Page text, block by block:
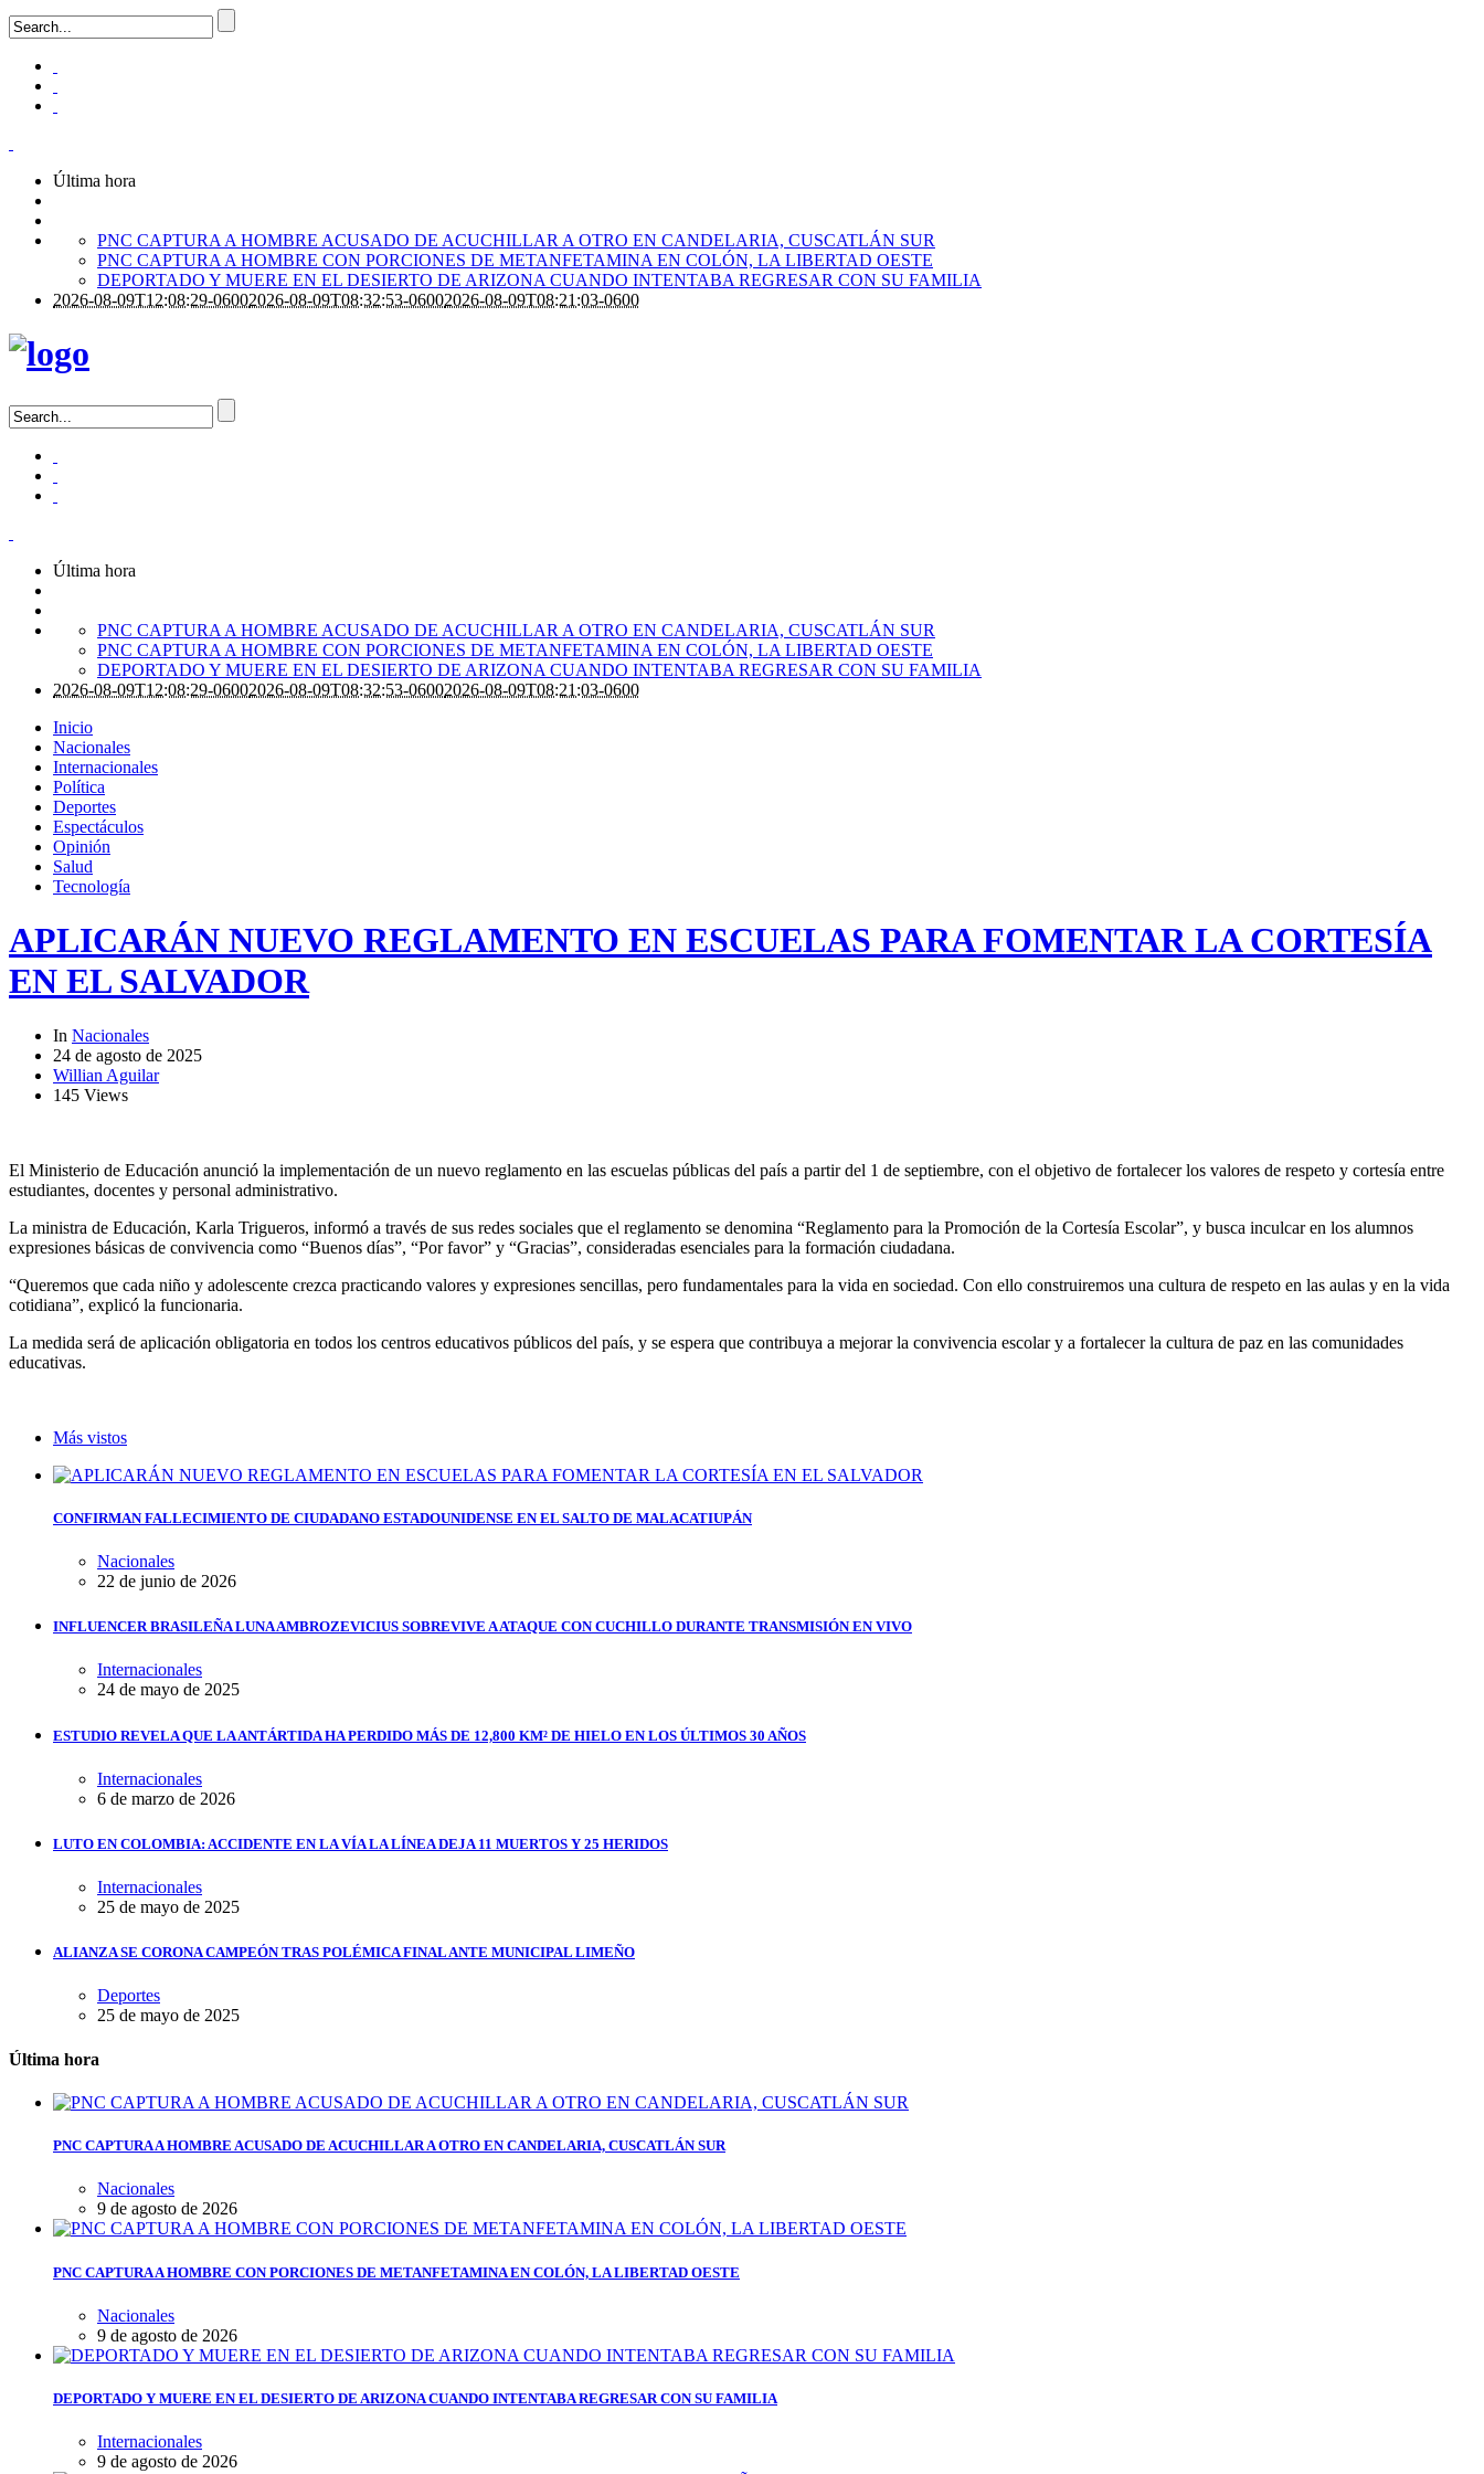
Última hora
PNC CAPTURA A HOMBRE ACUSADO DE ACUCHILLAR A OTRO EN CANDELARIA, CUSCATLÁN SUR
PNC CAPTURA A HOMBRE CON PORCIONES DE METANFETAMINA EN COLÓN, LA LIBERTAD OESTE
DEPORTADO Y MUERE EN EL DESIERTO DE ARIZONA CUANDO INTENTABA REGRESAR CON SU FAMILIA
2026-08-09T12:08:29-06002026-08-09T08:32:53-06002026-08-09T08:21:03-0600
Última hora
PNC CAPTURA A HOMBRE ACUSADO DE ACUCHILLAR A OTRO EN CANDELARIA, CUSCATLÁN SUR
PNC CAPTURA A HOMBRE CON PORCIONES DE METANFETAMINA EN COLÓN, LA LIBERTAD OESTE
DEPORTADO Y MUERE EN EL DESIERTO DE ARIZONA CUANDO INTENTABA REGRESAR CON SU FAMILIA
2026-08-09T12:08:29-06002026-08-09T08:32:53-06002026-08-09T08:21:03-0600
Inicio
Nacionales
Internacionales
Política
Deportes
Espectáculos
Opinión
Salud
Tecnología
APLICARÁN NUEVO REGLAMENTO EN ESCUELAS PARA FOMENTAR LA CORTESÍA
EN EL SALVADOR
In Nacionales
24 de agosto de 2025
Willian Aguilar
145 Views
El Ministerio de Educación anunció la implementación de un nuevo reglamento en las escuelas públicas del país a partir del 1 de septiembre, con el objetivo de fortalecer los valores de respeto y cortesía entre
estudiantes, docentes y personal administrativo.
La ministra de Educación, Karla Trigueros, informó a través de sus redes sociales que el reglamento se denomina “Reglamento para la Promoción de la Cortesía Escolar”, y busca inculcar en los alumnos
expresiones básicas de convivencia como “Buenos días”, “Por favor” y “Gracias”, consideradas esenciales para la formación ciudadana.
“Queremos que cada niño y adolescente crezca practicando valores y expresiones sencillas, pero fundamentales para la vida en sociedad. Con ello construiremos una cultura de respeto en las aulas y en la vida
cotidiana”, explicó la funcionaria.
La medida será de aplicación obligatoria en todos los centros educativos públicos del país, y se espera que contribuya a mejorar la convivencia escolar y a fortalecer la cultura de paz en las comunidades
educativas.
Más vistos
CONFIRMAN FALLECIMIENTO DE CIUDADANO ESTADOUNIDENSE EN EL SALTO DE MALACATIUPÁN
Nacionales
22 de junio de 2026
INFLUENCER BRASILEÑA LUNA AMBROZEVICIUS SOBREVIVE A ATAQUE CON CUCHILLO DURANTE TRANSMISIÓN EN VIVO
Internacionales
24 de mayo de 2025
ESTUDIO REVELA QUE LA ANTÁRTIDA HA PERDIDO MÁS DE 12,800 KM² DE HIELO EN LOS ÚLTIMOS 30 AÑOS
Internacionales
6 de marzo de 2026
LUTO EN COLOMBIA: ACCIDENTE EN LA VÍA LA LÍNEA DEJA 11 MUERTOS Y 25 HERIDOS
Internacionales
25 de mayo de 2025
ALIANZA SE CORONA CAMPEÓN TRAS POLÉMICA FINAL ANTE MUNICIPAL LIMEÑO
Deportes
25 de mayo de 2025
Última hora
PNC CAPTURA A HOMBRE ACUSADO DE ACUCHILLAR A OTRO EN CANDELARIA, CUSCATLÁN SUR
Nacionales
9 de agosto de 2026
PNC CAPTURA A HOMBRE CON PORCIONES DE METANFETAMINA EN COLÓN, LA LIBERTAD OESTE
Nacionales
9 de agosto de 2026
DEPORTADO Y MUERE EN EL DESIERTO DE ARIZONA CUANDO INTENTABA REGRESAR CON SU FAMILIA
Internacionales
9 de agosto de 2026